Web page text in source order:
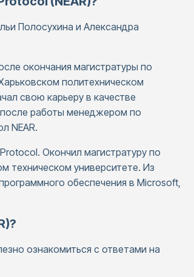
Полосухина и Александра
окончания магистратуры по
политехническом
свою карьеру в качестве
работы менеджером по
NEAR.
Окончил магистратуру по
техническом университете. Из
обеспечения в Microsoft,
ознакомиться с ответами на